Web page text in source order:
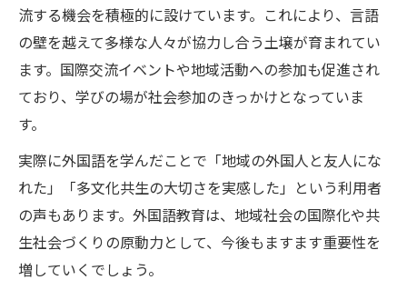
流する機会を積極的に設けています。これにより、言語
の壁を越えて多様な人々が協力し合う土壌が育まれてい
ます。国際交流イベントや地域活動への参加も促進され
ており、学びの場が社会参加のきっかけとなっていま
す。
実際に外国語を学んだことで「地域の外国人と友人にな
れた」「多文化共生の大切さを実感した」という利用者
の声もあります。外国語教育は、地域社会の国際化や共
生社会づくりの原動力として、今後もますます重要性を
増していくでしょう。